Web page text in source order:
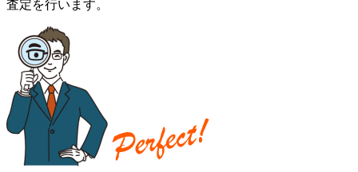
査定を行います。